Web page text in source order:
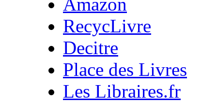
RecycLivre
Decitre
Place des Livres
Les Libraires.fr